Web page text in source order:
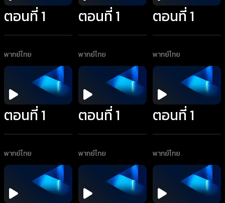
ตอนที่ 1
พากย์ไทย
ตอนที่ 1
พากย์ไทย
ตอนที่ 1
พากย์ไทย
ตอนที่ 1
พากย์ไทย
ตอนที่ 1
พากย์ไทย
ตอนที่ 1
พากย์ไทย